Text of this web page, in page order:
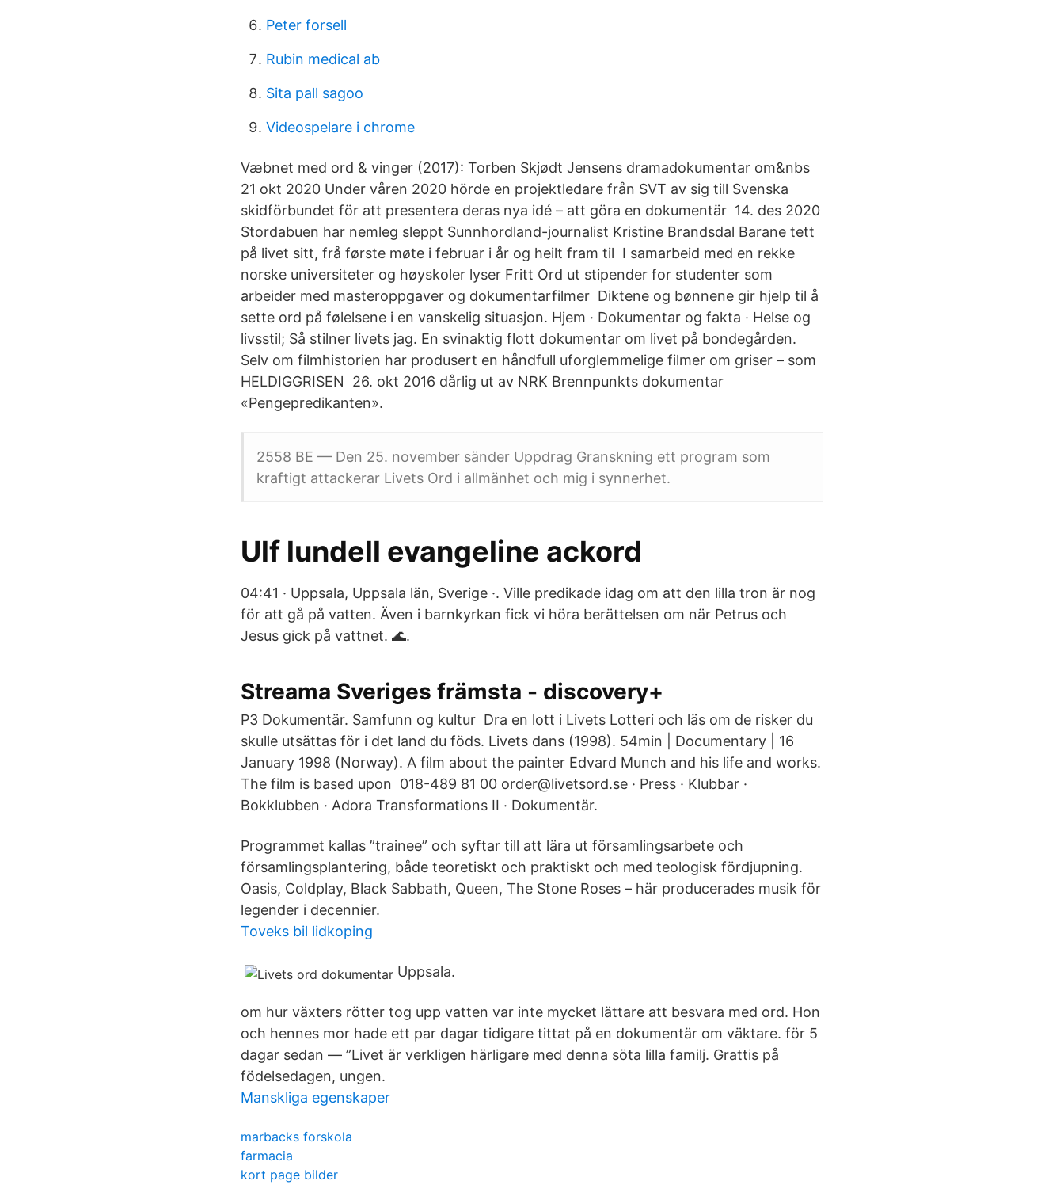
Peter forsell
Rubin medical ab
Sita pall sagoo
Videospelare i chrome
Væbnet med ord & vinger (2017): Torben Skjødt Jensens dramadokumentar om&nbs
21 okt 2020 Under våren 2020 hörde en projektledare från SVT av sig till Svenska
skidförbundet för att presentera deras nya idé – att göra en dokumentär 14. des 2020
Stordabuen har nemleg sleppt Sunnhordland-journalist Kristine Brandsdal Barane tett
på livet sitt, frå første møte i februar i år og heilt fram til I samarbeid med en rekke
norske universiteter og høyskoler lyser Fritt Ord ut stipender for studenter som
arbeider med masteroppgaver og dokumentarfilmer Diktene og bønnene gir hjelp til å
sette ord på følelsene i en vanskelig situasjon. Hjem · Dokumentar og fakta · Helse og
livsstil; Så stilner livets jag. En svinaktig flott dokumentar om livet på bondegården.
Selv om filmhistorien har produsert en håndfull uforglemmelige filmer om griser – som
HELDIGGRISEN 26. okt 2016 dårlig ut av NRK Brennpunkts dokumentar
«Pengepredikanten».
2558 BE — Den 25. november sänder Uppdrag Granskning ett program som
kraftigt attackerar Livets Ord i allmänhet och mig i synnerhet.
Ulf lundell evangeline ackord
04:41 · Uppsala, Uppsala län, Sverige ·. Ville predikade idag om att den lilla tron är nog
för att gå på vatten. Även i barnkyrkan fick vi höra berättelsen om när Petrus och
Jesus gick på vattnet. 🌊.
Streama Sveriges främsta - discovery+
P3 Dokumentär. Samfunn og kultur Dra en lott i Livets Lotteri och läs om de risker du
skulle utsättas för i det land du föds. Livets dans (1998). 54min | Documentary | 16
January 1998 (Norway). A film about the painter Edvard Munch and his life and works.
The film is based upon 018-489 81 00 order@livetsord.se · Press · Klubbar ·
Bokklubben · Adora Transformations II · Dokumentär.
Programmet kallas ”trainee” och syftar till att lära ut församlingsarbete och
församlingsplantering, både teoretiskt och praktiskt och med teologisk fördjupning.
Oasis, Coldplay, Black Sabbath, Queen, The Stone Roses – här producerades musik för
legender i decennier.
Toveks bil lidkoping
Uppsala.
om hur växters rötter tog upp vatten var inte mycket lättare att besvara med ord. Hon
och hennes mor hade ett par dagar tidigare tittat på en dokumentär om väktare. för 5
dagar sedan — ”Livet är verkligen härligare med denna söta lilla familj. Grattis på
födelsedagen, ungen.
Manskliga egenskaper
marbacks forskola
farmacia
kort page bilder